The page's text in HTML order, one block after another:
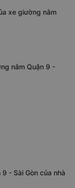
xe giường nằm
nằm Quận 9 -
- Sài Gòn của nhà